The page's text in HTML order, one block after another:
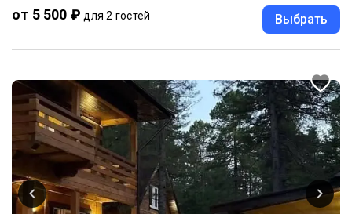
от 5 500 ₽ для 2 гостей Выбрать